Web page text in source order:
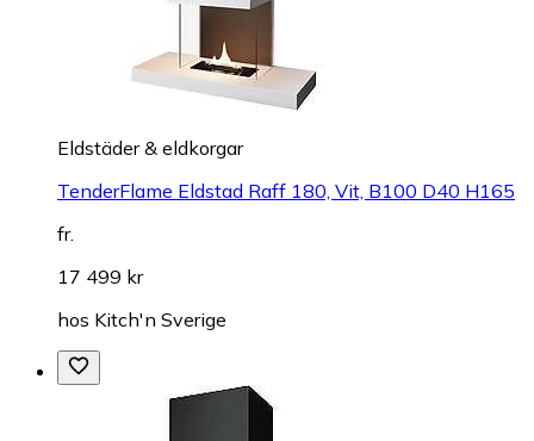
Eldstäder & eldkorgar
TenderFlame Eldstad Raff 180, Vit, B100 D40 H165
fr.
17 499 kr
hos Kitch'n Sverige